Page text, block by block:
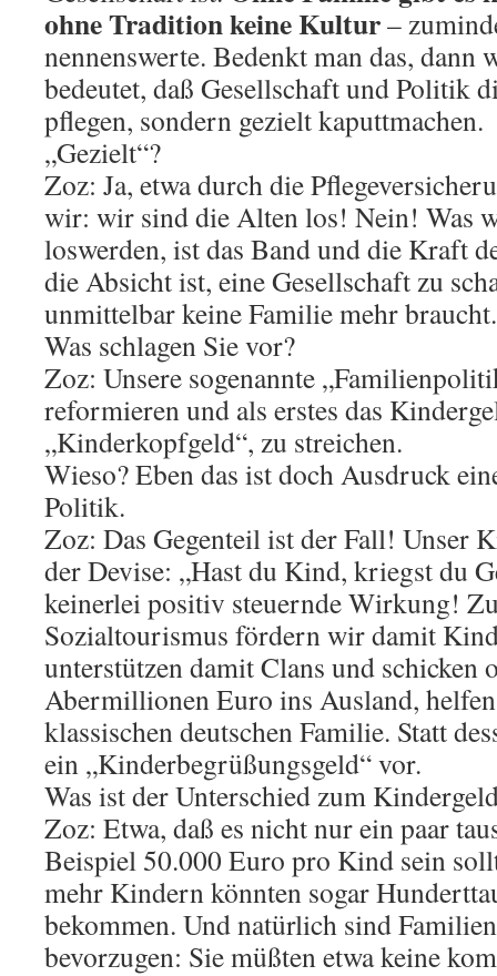
ohne Tradition keine Kultur–
nennenswerte. Bedenkt man das, dann
bedeutet, daß Gesellschaft und Politik
pflegen, sondern gezielt kaputtmachen.
„Gezielt“?
Zoz: Ja, etwa durch die
wir: wir sind die Alten los! Nein! Was
loswerden, ist das Band und die Kraft
die Absicht ist, eine Gesellschaft zu
unmittelbar keine Familie mehr braucht.
Was schlagen Sie vor?
Zoz: Unsere sogenannte
reformieren und als erstes das
„Kinderkopfgeld“, zu streichen.
Wieso? Eben das ist doch Ausdruck
Politik.
Zoz: Das Gegenteil ist der Fall! Unser
der Devise: „Hast du Kind, kriegst du
keinerlei positiv steuernde Wirkung!
Sozialtourismus fördern wir damit
unterstützen damit Clans und schicken
Abermillionen Euro ins Ausland,
klassischen deutschen Familie. Statt
ein „Kinderbegrüßungsgeld“ vor.
Was ist der Unterschied zum
Zoz: Etwa, daß es nicht nur ein paar
Beispiel 50.000 Euro pro Kind sein
mehr Kindern könnten sogar
bekommen. Und natürlich sind
bevorzugen: Sie müßten etwa keine